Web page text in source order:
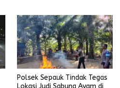
Polsek Sepauk Tindak Tegas